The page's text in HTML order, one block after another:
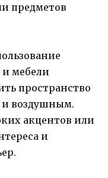
предметов
и мебели
пространство
и воздушным.
акцентов или
и